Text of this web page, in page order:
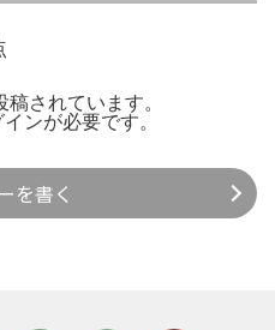
されています。
インが必要です。
を書く